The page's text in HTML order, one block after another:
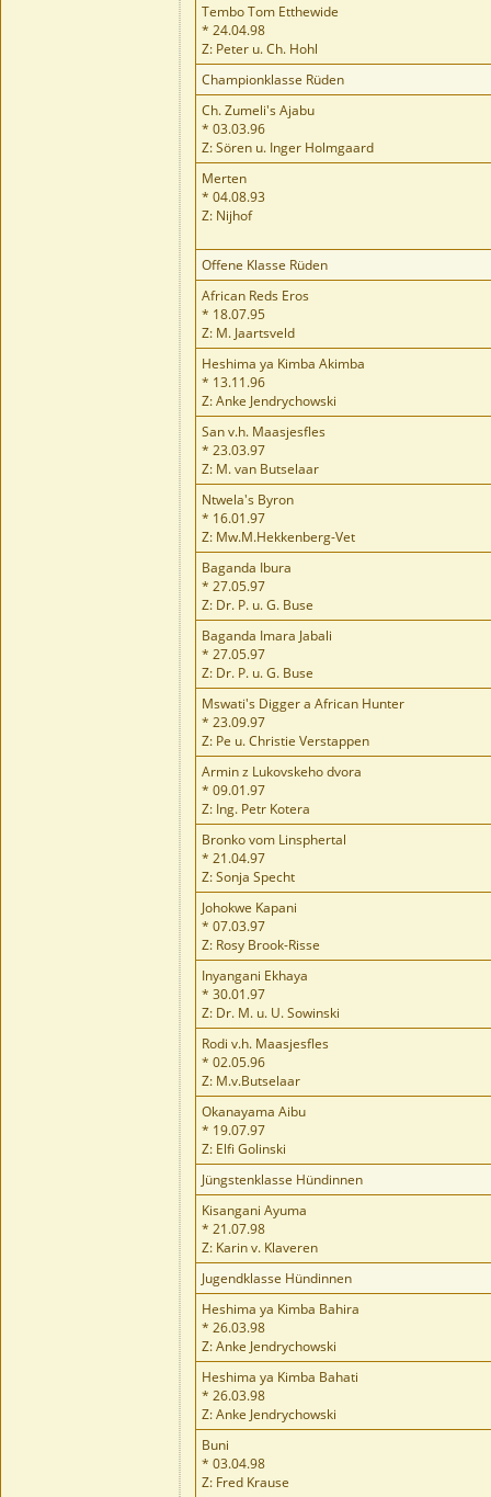
Tembo Tom Etthewide
* 24.04.98
Z: Peter u. Ch. Hohl
Championklasse Rüden
Ch. Zumeli's Ajabu
* 03.03.96
Z: Sören u. Inger Holmgaard
Merten
* 04.08.93
Z: Nijhof
Offene Klasse Rüden
African Reds Eros
* 18.07.95
Z: M. Jaartsveld
Heshima ya Kimba Akimba
* 13.11.96
Z: Anke Jendrychowski
San v.h. Maasjesfles
* 23.03.97
Z: M. van Butselaar
Ntwela's Byron
* 16.01.97
Z: Mw.M.Hekkenberg-Vet
Baganda Ibura
* 27.05.97
Z: Dr. P. u. G. Buse
Baganda Imara Jabali
* 27.05.97
Z: Dr. P. u. G. Buse
Mswati's Digger a African Hunter
* 23.09.97
Z: Pe u. Christie Verstappen
Armin z Lukovskeho dvora
* 09.01.97
Z: Ing. Petr Kotera
Bronko vom Linsphertal
* 21.04.97
Z: Sonja Specht
Johokwe Kapani
* 07.03.97
Z: Rosy Brook-Risse
Inyangani Ekhaya
* 30.01.97
Z: Dr. M. u. U. Sowinski
Rodi v.h. Maasjesfles
* 02.05.96
Z: M.v.Butselaar
Okanayama Aibu
* 19.07.97
Z: Elfi Golinski
Jüngstenklasse Hündinnen
Kisangani Ayuma
* 21.07.98
Z: Karin v. Klaveren
Jugendklasse Hündinnen
Heshima ya Kimba Bahira
* 26.03.98
Z: Anke Jendrychowski
Heshima ya Kimba Bahati
* 26.03.98
Z: Anke Jendrychowski
Buni
* 03.04.98
Z: Fred Krause